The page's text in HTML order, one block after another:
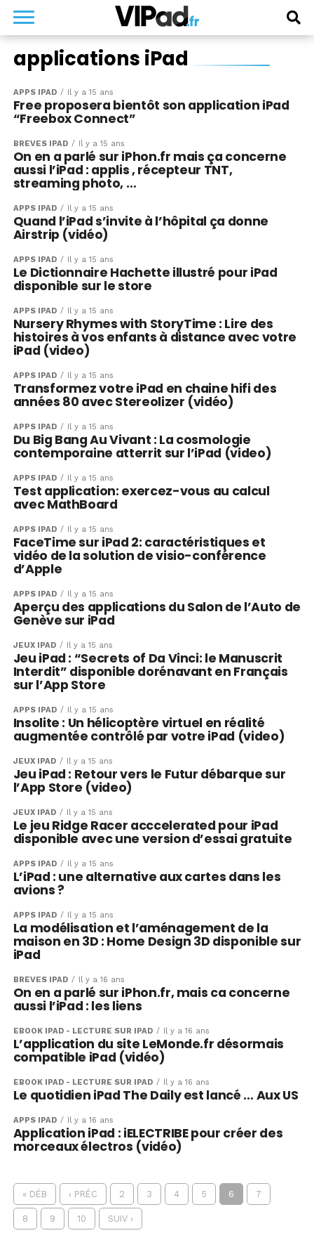
applications iPad
APPS IPAD Il y a 15 ans
Free proposera bientôt son application iPad
“Freebox Connect”
BRÈVES IPAD Il y a 15 ans
On en a parlé sur iPhon.fr mais ça concerne
aussi l’iPad : applis , récepteur TNT,
streaming photo, …
APPS IPAD Il y a 15 ans
Quand l’iPad s’invite à l’hôpital ça donne
Airstrip (vidéo)
APPS IPAD Il y a 15 ans
Le Dictionnaire Hachette illustré pour iPad
disponible sur le store
APPS IPAD Il y a 15 ans
Nursery Rhymes with StoryTime : Lire des
histoires à vos enfants à distance avec votre
iPad (video)
APPS IPAD Il y a 15 ans
Transformez votre iPad en chaine hifi des
années 80 avec Stereolizer (vidéo)
APPS IPAD Il y a 15 ans
Du Big Bang Au Vivant : La cosmologie
contemporaine atterrit sur l’iPad (video)
APPS IPAD Il y a 15 ans
Test application: exercez-vous au calcul
avec MathBoard
APPS IPAD Il y a 15 ans
FaceTime sur iPad 2: caractéristiques et
vidéo de la solution de visio-conférence
d’Apple
APPS IPAD Il y a 15 ans
Aperçu des applications du Salon de l’Auto de
Genève sur iPad
JEUX IPAD Il y a 15 ans
Jeu iPad : “Secrets of Da Vinci: le Manuscrit
Interdit” disponible dorénavant en Français
sur l’App Store
APPS IPAD Il y a 15 ans
Insolite : Un hélicoptère virtuel en réalité
augmentée contrôlé par votre iPad (video)
JEUX IPAD Il y a 15 ans
Jeu iPad : Retour vers le Futur débarque sur
l’App Store (video)
JEUX IPAD Il y a 15 ans
Le jeu Ridge Racer acccelerated pour iPad
disponible avec une version d’essai gratuite
APPS IPAD Il y a 15 ans
L’iPad : une alternative aux cartes dans les
avions ?
APPS IPAD Il y a 15 ans
La modélisation et l’aménagement de la
maison en 3D : Home Design 3D disponible sur
iPad
BRÈVES IPAD Il y a 16 ans
On en a parlé sur iPhon.fr, mais ca concerne
aussi l’iPad : les liens
EBOOK IPAD - LECTURE SUR IPAD Il y a 16 ans
L’application du site LeMonde.fr désormais
compatible iPad (vidéo)
EBOOK IPAD - LECTURE SUR IPAD Il y a 16 ans
Le quotidien iPad The Daily est lancé … Aux US
APPS IPAD Il y a 16 ans
Application iPad : iELECTRIBE pour créer des
morceaux électros (vidéo)
« DÉB ‹ PRÉC 2 3 4 5 6 7
8 9 10 SUIV ›